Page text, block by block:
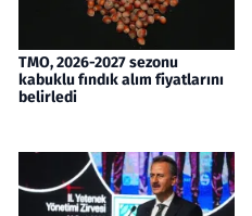
TMO, 2026-2027 sezonu
kabuklu fındık alım fiyatlarını
belirledi